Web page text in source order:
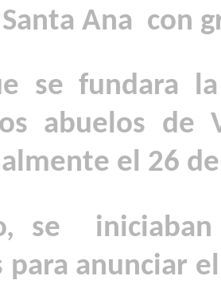
Ana con
se fundara
abuelos de
el 26
se
para anunciar